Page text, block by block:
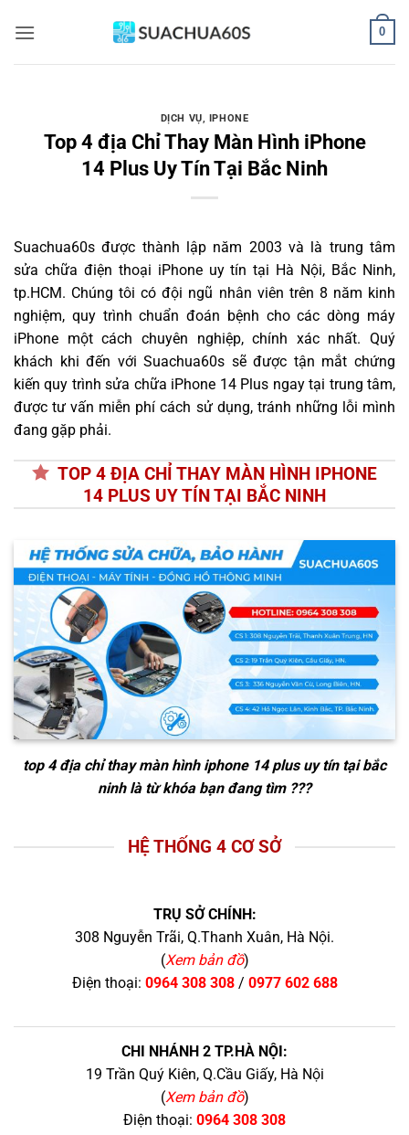
qua
0
DỊCH VỤ, IPHONE
Top 4 địa Chỉ Thay Màn Hình iPhone
14 Plus Uy Tín Tại Bắc Ninh
Suachua60s được thành lập năm 2003 và là trung tâm
sửa chữa điện thoại iPhone uy tín tại Hà Nội, Bắc Ninh,
tp.HCM. Chúng tôi có đội ngũ nhân viên trên 8 năm kinh
nghiệm, quy trình chuẩn đoán bệnh cho các dòng máy
iPhone một cách chuyên nghiệp, chính xác nhất. Quý
khách khi đến với Suachua60s sẽ được tận mắt chứng
kiến quy trình sửa chữa iPhone 14 Plus ngay tại trung tâm,
được tư vấn miễn phí cách sử dụng, tránh những lỗi mình
đang gặp phải.
TOP 4 ĐỊA CHỈ THAY MÀN HÌNH IPHONE
14 PLUS UY TÍN TẠI BẮC NINH
top 4 địa chỉ thay màn hình iphone 14 plus uy tín tại bắc
ninhlà từ khóa bạn đang tìm ???
HỆ THỐNG 4 CƠ SỞ
TRỤ SỞ CHÍNH:
308 Nguyễn Trãi, Q.Thanh Xuân, Hà Nội.
(Xem bản đồ)
Điện thoại: 0964 308 308/ 0977 602 688
CHI NHÁNH 2 TP.HÀ NỘI:
19 Trần Quý Kiên, Q.Cầu Giấy, Hà Nội
(Xem bản đồ)
Điện thoại: 0964 308 308